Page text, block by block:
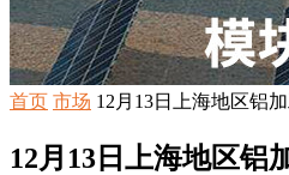
首页 市场 12月13日上海地区铝
12月13日上海地区铝